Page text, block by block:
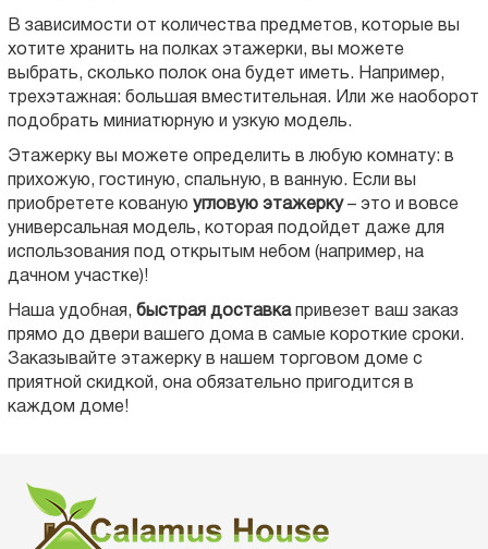
В зависимости от количества предметов, которые вы
хотите хранить на полках этажерки, вы можете
выбрать, сколько полок она будет иметь. Например,
трехэтажная: большая вместительная. Или же наоборот
подобрать миниатюрную и узкую модель.
Этажерку вы можете определить в любую комнату: в
прихожую, гостиную, спальную, в ванную. Если вы
приобретете кованую угловую этажерку– это и вовсе
универсальная модель, которая подойдет даже для
использования под открытым небом (например, на
дачном участке)!
Наша удобная, быстрая доставкапривезет ваш заказ
прямо до двери вашего дома в самые короткие сроки.
Заказывайте этажерку в нашем торговом доме с
приятной скидкой, она обязательно пригодится в
каждом доме!